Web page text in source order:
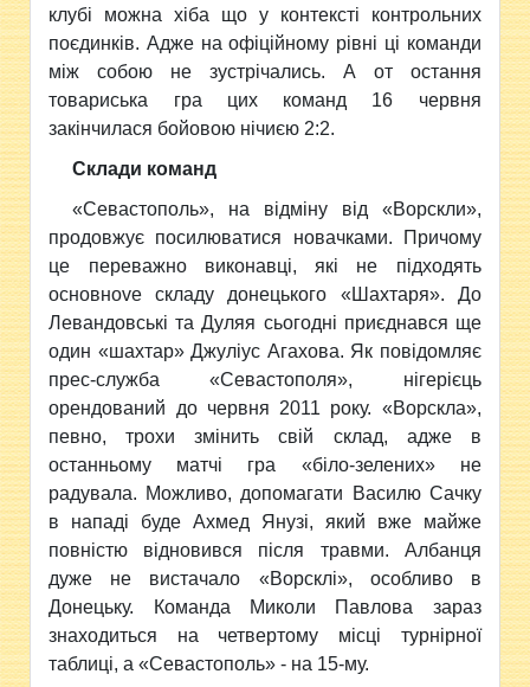
клубі можна хіба що у контексті контрольних
поєдинків. Адже на офіційному рівні ці команди
між собою не зустрічались. А от остання
товариська гра цих команд 16 червня
закінчилася бойовою нічиєю 2:2.
Склади команд
«Севастополь», на відміну від «Ворскли»,
продовжує посилюватися новачками. Причому
це переважно виконавці, які не підходять
основноve складу донецького «Шахтаря». До
Левандовські та Дуляя сьогодні приєднався ще
один «шахтар» Джуліус Агахова. Як повідомляє
прес-служба «Севастополя», нігерієць
орендований до червня 2011 року. «Ворскла»,
певно, трохи змінить свій склад, адже в
останньому матчі гра «біло-зелених» не
радувала. Можливо, допомагати Василю Сачку
в нападі буде Ахмед Янузі, який вже майже
повністю відновився після травми. Албанця
дуже не вистачало «Ворсклі», особливо в
Донецьку. Команда Миколи Павлова зараз
знаходиться на четвертому місці турнірної
таблиці, а «Севастополь» - на 15-му.